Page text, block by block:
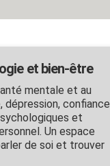
et bien-être
mentale et au
dépression, confiance
et
Un espace
de soi et trouver